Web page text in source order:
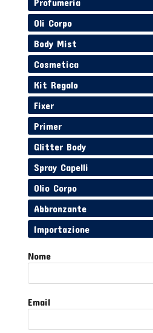
Oli Corpo
Body Mist
Cosmetica
Kit Regalo
Fixer
Primer
Glitter Body
Spray Capelli
Olio Corpo
Abbronzante
Importazione
Nome
Email